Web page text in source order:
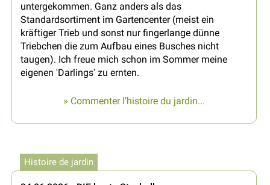
untergekommen. Ganz anders als das
Standardsortiment im Gartencenter (meist ein
kräftiger Trieb und sonst nur fingerlange dünne
Triebchen die zum Aufbau eines Busches nicht
taugen). Ich freue mich schon im Sommer meine
eigenen 'Darlings' zu ernten.
» Commenter l’histoire du jardin...
Histoire de jardin